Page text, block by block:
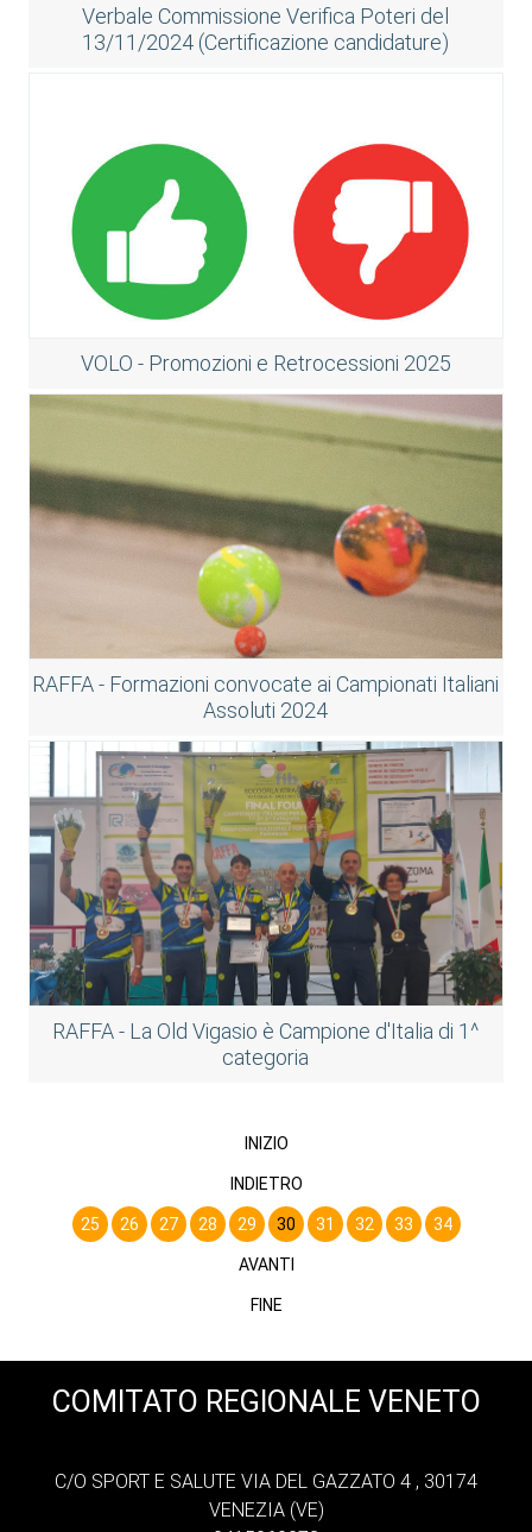
Verbale Commissione Verifica Poteri del
13/11/2024 (Certificazione candidature)
VOLO - Promozioni e Retrocessioni 2025
RAFFA - Formazioni convocate ai Campionati Italiani
Assoluti 2024
RAFFA - La Old Vigasio è Campione d'Italia di 1^
categoria
INIZIO
INDIETRO
25 26 27 28 29 30 31 32 33 34
AVANTI
FINE
COMITATO REGIONALE VENETO
C/O SPORT E SALUTE VIA DEL GAZZATO 4 , 30174
VENEZIA (VE)